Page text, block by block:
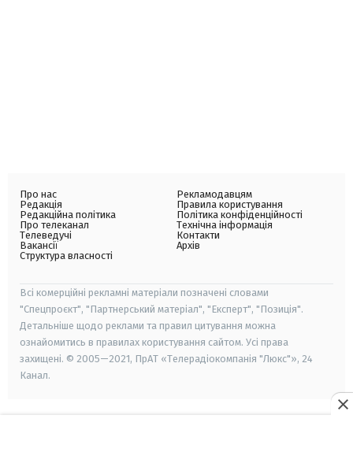
Про нас
Редакція
Редакційна політика
Про телеканал
Телеведучі
Вакансії
Структура власності
Рекламодавцям
Правила користування
Політика конфіденційності
Технічна інформація
Контакти
Архів
Всі комерційні рекламні матеріали позначені словами
"Спецпроєкт", "Партнерський матеріал", "Експерт", "Позиція".
Детальніше щодо реклами та правил цитування можна
ознайомитись в правилах користування сайтом. Усі права
захищені. © 2005—2021, ПрАТ «Телерадіокомпанія "Люкс"», 24
Канал.